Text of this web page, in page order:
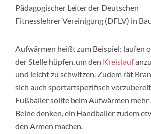
Pädagogischer Leiter der Deutschen
Fitnesslehrer Vereinigung (DFLV) in
Aufwärmen heißt zum Beispiel: laufen
der Stelle hüpfen, um den Kreislauf
und leicht zu schwitzen. Zudem rät
sich auch sportartspezifisch
Fußballer sollte beim Aufwärmen mehr
Beine denken, ein Handballer zudem
den Armen machen.